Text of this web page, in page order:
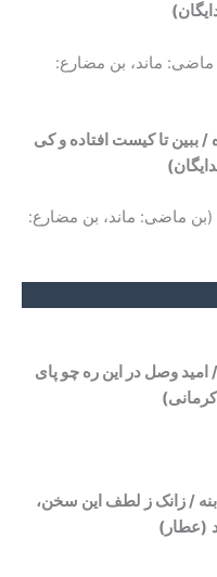
ماضی: ماند، بن مضارع:
ببین تا کیست افتاده و کی
(بن ماضی: ماند، بن مضارع:
وصل در این ره چو پای
/ زانک ز لطف این سخن،
(عطار)